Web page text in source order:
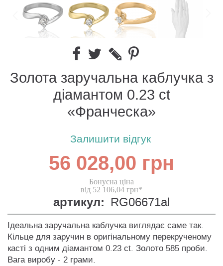
Золота заручальна каблучка з
діамантом 0.23 сt
«Франческа»
Залишити відгук
56 028,00 грн
Бонусна ціна
від 52 106,04 грн*
артикул: RG06671al
Ідеальна заручальна каблучка виглядає саме так.
Кільце для заручин в оригінальному перекрученому
касті з одним діамантом 0.23 сt. Золото 585 проби.
Вага виробу - 2 грами.